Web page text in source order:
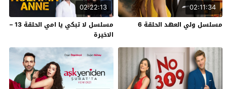
02:11:34
مسلسل ولي العهد الحلقة 6
02:22:13
مسلسل لا تبكي يا امي الحلقة 13 –
الاخيرة